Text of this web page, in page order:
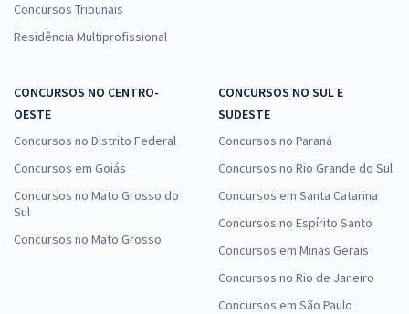
Concursos Tribunais
Residência Multiprofissional
CONCURSOS NO CENTRO-
OESTE
Concursos no Distrito Federal
Concursos em Goiás
Concursos no Mato Grosso do
Sul
Concursos no Mato Grosso
CONCURSOS NO SUL E
SUDESTE
Concursos no Paraná
Concursos no Rio Grande do Sul
Concursos em Santa Catarina
Concursos no Espírito Santo
Concursos em Minas Gerais
Concursos no Rio de Janeiro
Concursos em São Paulo